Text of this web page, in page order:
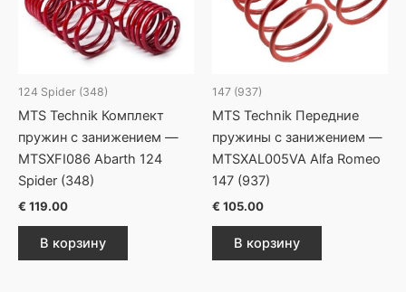
124 Spider (348)
MTS Technik Комплект
пружин с занижением —
MTSXFI086 Abarth 124
Spider (348)
€ 119.00
В корзину
147 (937)
MTS Technik Передние
пружины с занижением —
MTSXAL005VA Alfa Romeo
147 (937)
€ 105.00
В корзину